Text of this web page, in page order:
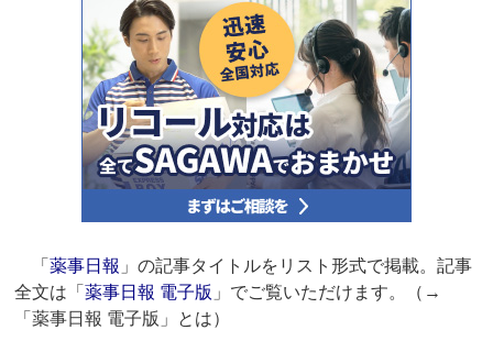
「薬事日報 」の記事タイトルをリスト形式で掲載。記事
全文は「薬事日報 電子版 」でご覧いただけます。（→
「薬事日報 電子版」とは）